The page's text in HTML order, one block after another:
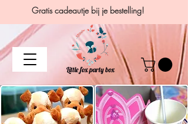
Gratis cadeautje bij je bestelling!